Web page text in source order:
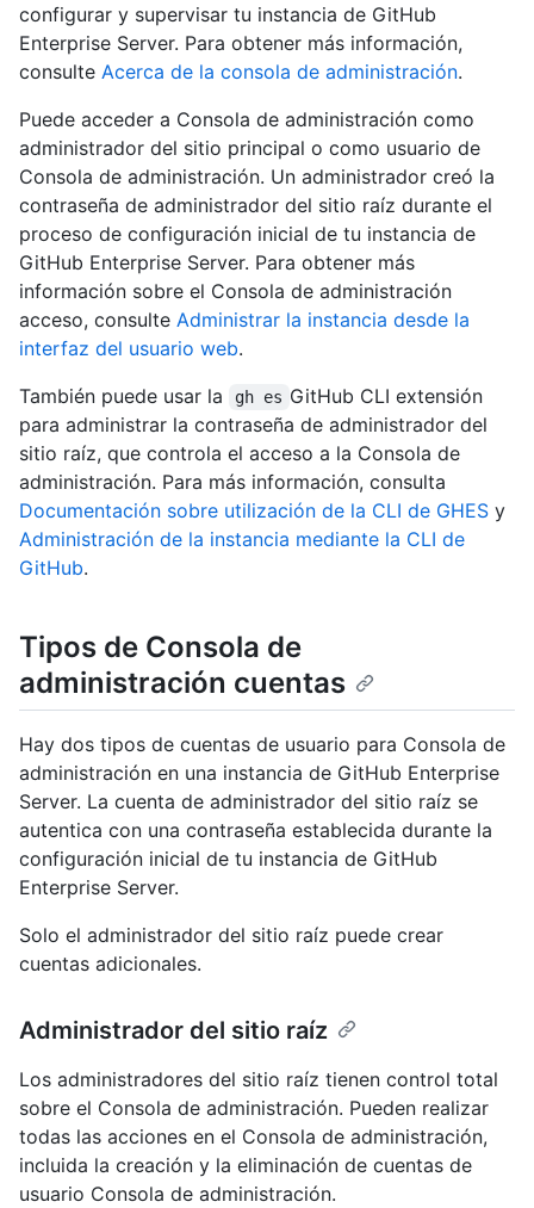
configurar y supervisar tu instancia de GitHub
Enterprise Server. Para obtener más información,
consulte Acerca de la consola de administración.
Puede acceder a Consola de administración como
administrador del sitio principal o como usuario de
Consola de administración. Un administrador creó la
contraseña de administrador del sitio raíz durante el
proceso de configuración inicial de tu instancia de
GitHub Enterprise Server. Para obtener más
información sobre el Consola de administración
acceso, consulte Administrar la instancia desde la
interfaz del usuario web.
También puede usar la
gh es GitHub CLI extensión
para administrar la contraseña de administrador del
sitio raíz, que controla el acceso a la Consola de
administración. Para más información, consulta
Documentación sobre utilización de la CLI de GHES y
Administración de la instancia mediante la CLI de
GitHub.
Tipos de Consola de
administración cuentas
Hay dos tipos de cuentas de usuario para Consola de
administración en una instancia de GitHub Enterprise
Server. La cuenta de administrador del sitio raíz se
autentica con una contraseña establecida durante la
configuración inicial de tu instancia de GitHub
Enterprise Server.
Solo el administrador del sitio raíz puede crear
cuentas adicionales.
Administrador del sitio raíz
Los administradores del sitio raíz tienen control total
sobre el Consola de administración. Pueden realizar
todas las acciones en el Consola de administración,
incluida la creación y la eliminación de cuentas de
usuario Consola de administración.